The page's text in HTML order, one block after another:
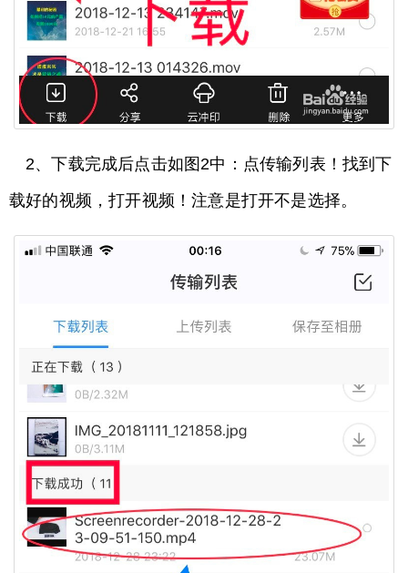
2、下载完成后点击如图2中：点传输列表！找到下
载好的视频，打开视频！注意是打开不是选择。